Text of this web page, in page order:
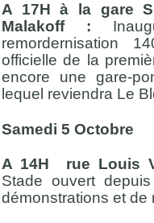
A 17H à la gare
Malakoff :
remordernisation
officielle de la
encore une gare-
lequel reviendra Le
Samedi 5 Octobre
A 14H rue Louis
Stade ouvert
démonstrations et de